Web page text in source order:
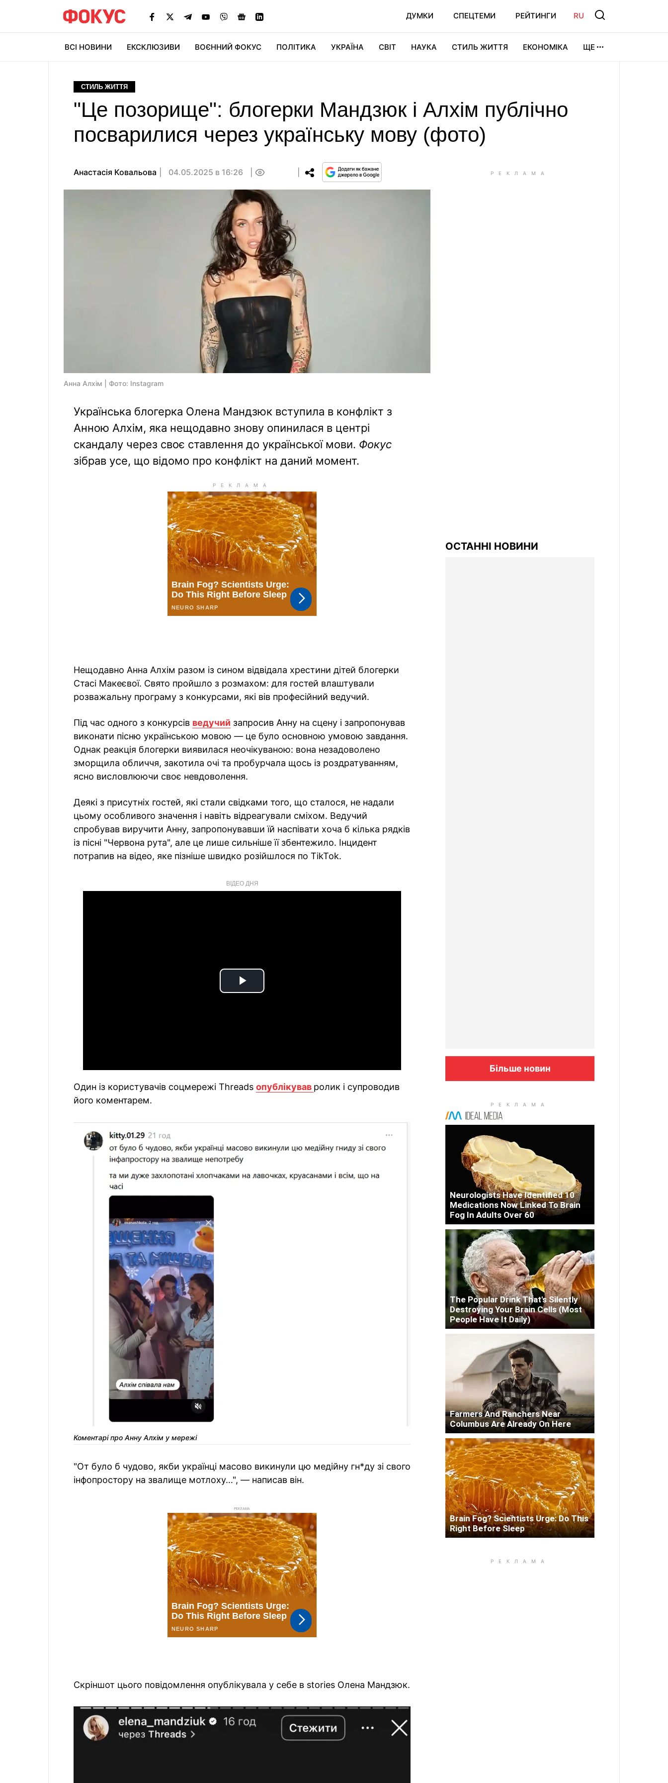
ДУМКИ СПЕЦТЕМИ РЕЙТИНГИ RU
ВСІ НОВИНИ ЕКСКЛЮЗИВИ ВОЄННИЙ ФОКУС ПОЛІТИКА УКРАЇНА СВІТ НАУКА СТИЛЬ ЖИТТЯ ЕКОНОМІКА ЩЕ
СТИЛЬ ЖИТТЯ
"Це позорище": блогерки Мандзюк і Алхім публічно
посварилися через українську мову (фото)
Анастасія Ковальова 04.05.2025 в 16:26
Анна Алхім | Фото: Instagram
Українська блогерка Олена Мандзюк вступила в конфлікт з
Анною Алхім, яка нещодавно знову опинилася в центрі
скандалу через своє ставлення до української мови. Фокус
зібрав усе, що відомо про конфлікт на даний момент.
Нещодавно Анна Алхім разом із сином відвідала хрестини дітей блогерки
Стасі Макеєвої. Свято пройшло з розмахом: для гостей влаштували
розважальну програму з конкурсами, які вів професійний ведучий.
Під час одного з конкурсів ведучий запросив Анну на сцену і запропонував
виконати пісню українською мовою — це було основною умовою завдання.
Однак реакція блогерки виявилася неочікуваною: вона незадоволено
зморщила обличчя, закотила очі та пробурчала щось із роздратуванням,
ясно висловлюючи своє невдоволення.
Деякі з присутніх гостей, які стали свідками того, що сталося, не надали
цьому особливого значення і навіть відреагували сміхом. Ведучий
спробував виручити Анну, запропонувавши їй наспівати хоча б кілька рядків
із пісні "Червона рута", але це лише сильніше її збентежило. Інцидент
потрапив на відео, яке пізніше швидко розійшлося по TikTok.
ВІДЕО ДНЯ
Play
Один із користувачів соцмережі Threads опублікував ролик і супроводив
його коментарем.
Коментарі про Анну Алхім у мережі
"От було б чудово, якби українці масово викинули цю медійну гн*ду зі свого
інфопростору на звалище мотлоху…", — написав він.
РЕКЛАМА
Скріншот цього повідомлення опублікувала у себе в stories Олена Мандзюк.
ОСТАННІ НОВИНИ
Більше новин
Neurologists Have Identified 10
Medications Now Linked To Brain
Fog In Adults Over 60
The Popular Drink That's Silently
Destroying Your Brain Cells (Most
People Have It Daily)
Farmers And Ranchers Near
Columbus Are Already On Here
Brain Fog? Scientists Urge: Do This
Right Before Sleep